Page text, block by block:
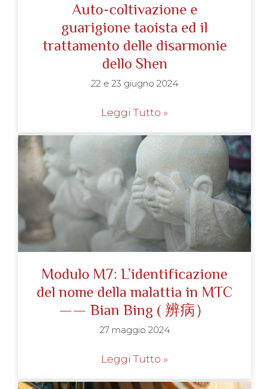
Auto-coltivazione e
guarigione taoista ed il
trattamento delle disarmonie
dello Shen
22 e 23 giugno 2024
Leggi Tutto »
Modulo M7: L’identificazione
del nome della malattia in MTC
—— Bian Bing ( 辨病）
27 maggio 2024
Leggi Tutto »